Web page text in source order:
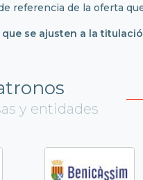
referencia de la oferta
se ajusten a la
y entidades